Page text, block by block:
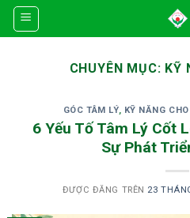
Skip
CHUYÊN MỤC: KỸ
GÓC TÂM LÝ, KỸ NĂNG
6 Yếu Tố Tâm Lý Cốt
Sự Phát
ĐƯỢC ĐĂNG TRÊN 23